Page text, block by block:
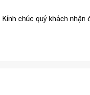
Kính chúc quý khách